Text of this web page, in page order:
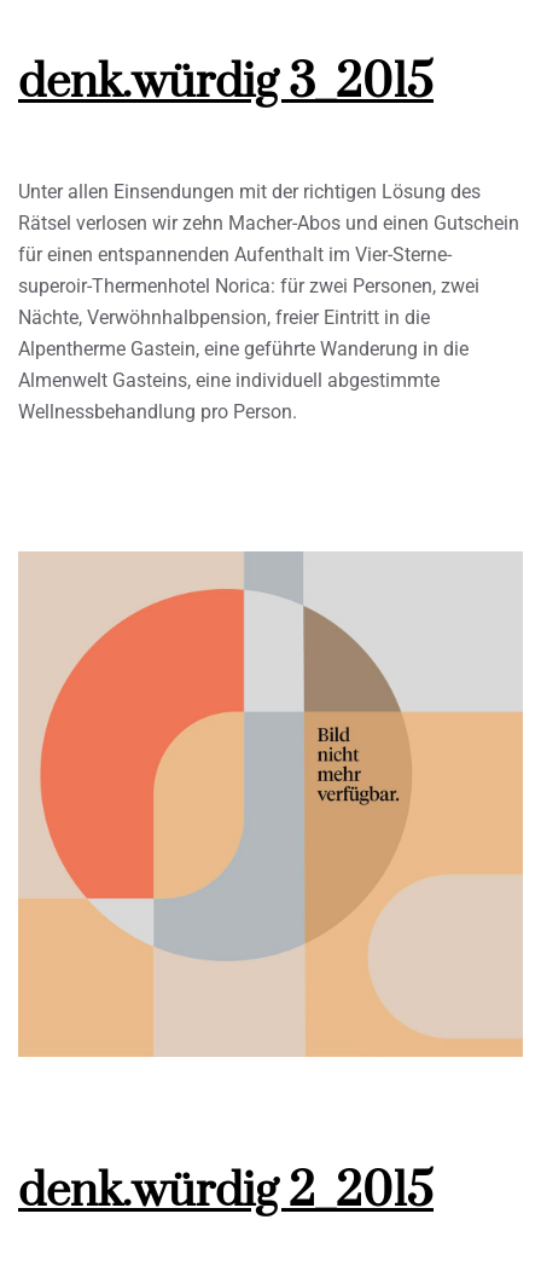
denk.würdig 3_2015
Unter allen Einsendungen mit der richtigen Lösung des
Rätsel verlosen wir zehn Macher-Abos und einen Gutschein
für einen entspannenden Aufenthalt im Vier-Sterne-
superoir-Thermenhotel Norica: für zwei Personen, zwei
Nächte, Verwöhnhalbpension, freier Eintritt in die
Alpentherme Gastein, eine geführte Wanderung in die
Almenwelt Gasteins, eine individuell abgestimmte
Wellnessbehandlung pro Person.
denk.würdig 2_2015